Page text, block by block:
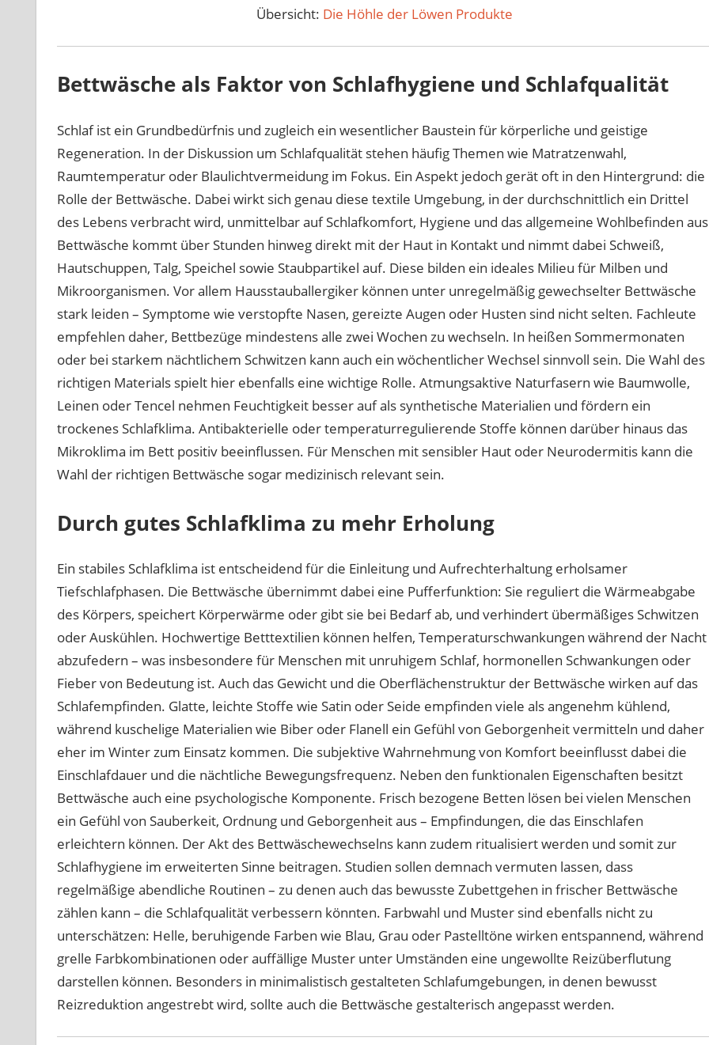
Übersicht: Die Höhle der Löwen Produkte
Bettwäsche als Faktor von Schlafhygiene und Schlafqualität
Schlaf ist ein Grundbedürfnis und zugleich ein wesentlicher Baustein für körperliche und geistige
Regeneration. In der Diskussion um Schlafqualität stehen häufig Themen wie Matratzenwahl,
Raumtemperatur oder Blaulichtvermeidung im Fokus. Ein Aspekt jedoch gerät oft in den Hintergrund: die
Rolle der Bettwäsche. Dabei wirkt sich genau diese textile Umgebung, in der durchschnittlich ein Drittel
des Lebens verbracht wird, unmittelbar auf Schlafkomfort, Hygiene und das allgemeine Wohlbefinden
Bettwäsche kommt über Stunden hinweg direkt mit der Haut in Kontakt und nimmt dabei Schweiß,
Hautschuppen, Talg, Speichel sowie Staubpartikel auf. Diese bilden ein ideales Milieu für Milben und
Mikroorganismen. Vor allem Hausstauballergiker können unter unregelmäßig gewechselter Bettwäsche
stark leiden – Symptome wie verstopfte Nasen, gereizte Augen oder Husten sind nicht selten. Fachleute
empfehlen daher, Bettbezüge mindestens alle zwei Wochen zu wechseln. In heißen Sommermonaten
oder bei starkem nächtlichem Schwitzen kann auch ein wöchentlicher Wechsel sinnvoll sein. Die Wahl des
richtigen Materials spielt hier ebenfalls eine wichtige Rolle. Atmungsaktive Naturfasern wie Baumwolle,
Leinen oder Tencel nehmen Feuchtigkeit besser auf als synthetische Materialien und fördern ein
trockenes Schlafklima. Antibakterielle oder temperaturregulierende Stoffe können darüber hinaus das
Mikroklima im Bett positiv beeinflussen. Für Menschen mit sensibler Haut oder Neurodermitis kann die
Wahl der richtigen Bettwäsche sogar medizinisch relevant sein.
Durch gutes Schlafklima zu mehr Erholung
Ein stabiles Schlafklima ist entscheidend für die Einleitung und Aufrechterhaltung erholsamer
Tiefschlafphasen. Die Bettwäsche übernimmt dabei eine Pufferfunktion: Sie reguliert die Wärmeabgabe
des Körpers, speichert Körperwärme oder gibt sie bei Bedarf ab, und verhindert übermäßiges Schwitzen
oder Auskühlen. Hochwertige Betttextilien können helfen, Temperaturschwankungen während der Nacht
abzufedern – was insbesondere für Menschen mit unruhigem Schlaf, hormonellen Schwankungen oder
Fieber von Bedeutung ist. Auch das Gewicht und die Oberflächenstruktur der Bettwäsche wirken auf das
Schlafempfinden. Glatte, leichte Stoffe wie Satin oder Seide empfinden viele als angenehm kühlend,
während kuschelige Materialien wie Biber oder Flanell ein Gefühl von Geborgenheit vermitteln und daher
eher im Winter zum Einsatz kommen. Die subjektive Wahrnehmung von Komfort beeinflusst dabei die
Einschlafdauer und die nächtliche Bewegungsfrequenz. Neben den funktionalen Eigenschaften besitzt
Bettwäsche auch eine psychologische Komponente. Frisch bezogene Betten lösen bei vielen Menschen
ein Gefühl von Sauberkeit, Ordnung und Geborgenheit aus – Empfindungen, die das Einschlafen
erleichtern können. Der Akt des Bettwäschewechselns kann zudem ritualisiert werden und somit zur
Schlafhygiene im erweiterten Sinne beitragen. Studien sollen demnach vermuten lassen, dass
regelmäßige abendliche Routinen – zu denen auch das bewusste Zubettgehen in frischer Bettwäsche
zählen kann – die Schlafqualität verbessern könnten. Farbwahl und Muster sind ebenfalls nicht zu
unterschätzen: Helle, beruhigende Farben wie Blau, Grau oder Pastelltöne wirken entspannend, während
grelle Farbkombinationen oder auffällige Muster unter Umständen eine ungewollte Reizüberflutung
darstellen können. Besonders in minimalistisch gestalteten Schlafumgebungen, in denen bewusst
Reizreduktion angestrebt wird, sollte auch die Bettwäsche gestalterisch angepasst werden.